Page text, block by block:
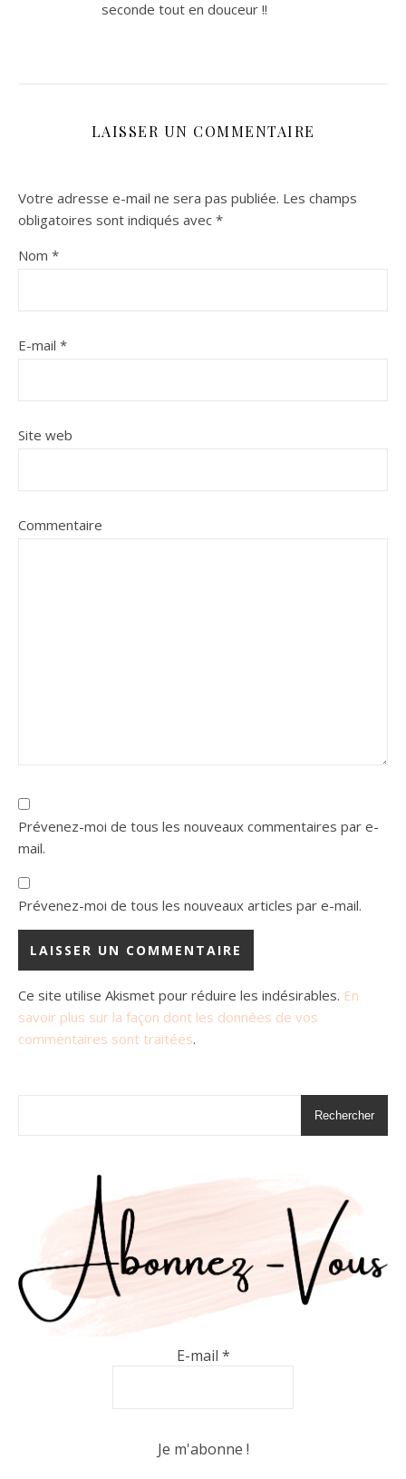
seconde tout en douceur !!
LAISSER UN COMMENTAIRE
Votre adresse e-mail ne sera pas publiée. Les champs
obligatoires sont indiqués avec *
Nom *
E-mail *
Site web
Commentaire
Prévenez-moi de tous les nouveaux commentaires par e-
mail.
Prévenez-moi de tous les nouveaux articles par e-mail.
Ce site utilise Akismet pour réduire les indésirables. En
savoir plus sur la façon dont les données de vos
commentaires sont traitées.
Rechercher
E-mail *